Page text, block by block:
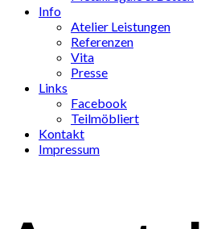
Info
Atelier Leistungen
Referenzen
Vita
Presse
Links
Facebook
Teilmöbliert
Kontakt
Impressum